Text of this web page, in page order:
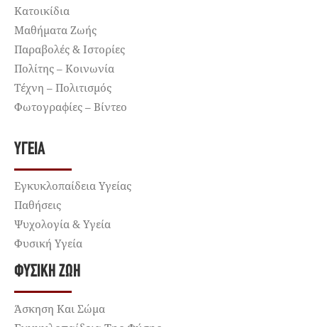
Κατοικίδια
Μαθήματα Ζωής
Παραβολές & Ιστορίες
Πολίτης – Κοινωνία
Τέχνη – Πολιτισμός
Φωτογραφίες – Βίντεο
ΥΓΕΊΑ
Εγκυκλοπαίδεια Υγείας
Παθήσεις
Ψυχολογία & Υγεία
Φυσική Υγεία
ΦΥΣΙΚΉ ΖΩΉ
Άσκηση Και Σώμα